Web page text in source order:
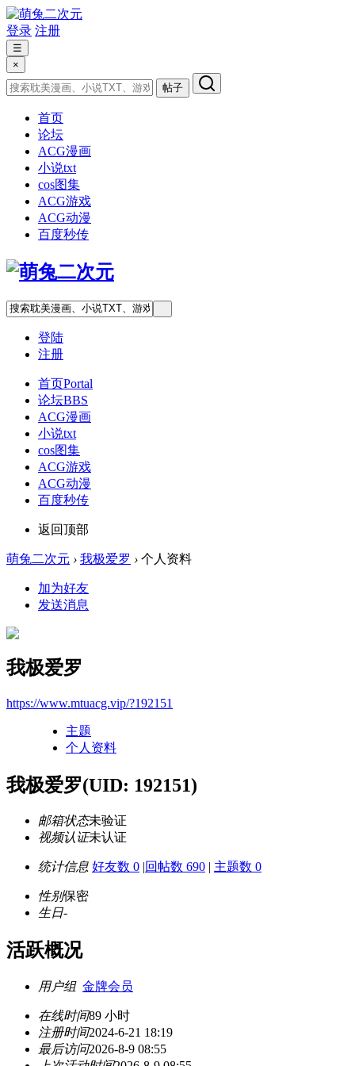
登录 注册
☰
×
帖子
首页
论坛
ACG漫画
小说txt
cos图集
ACG游戏
ACG动漫
百度秒传
登陆
注册
首页Portal
论坛BBS
ACG漫画
小说txt
cos图集
ACG游戏
ACG动漫
百度秒传
返回顶部
萌兔二次元 › 我极爱罗 › 个人资料
加为好友
发送消息
我极爱罗
https://www.mtuacg.vip/?192151
主题
个人资料
我极爱罗(UID: 192151)
邮箱状态未验证
视频认证未认证
统计信息 好友数 0 |回帖数 690 | 主题数 0
性别保密
生日-
活跃概况
用户组 金牌会员
在线时间89 小时
注册时间2024-6-21 18:19
最后访问2026-8-9 08:55